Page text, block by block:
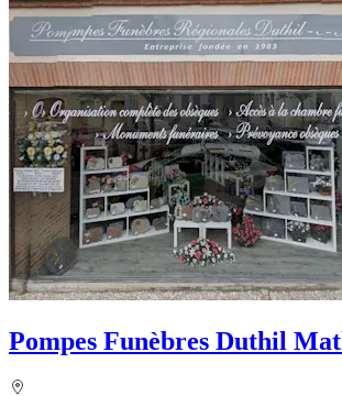
Pompes Funèbres Duthil